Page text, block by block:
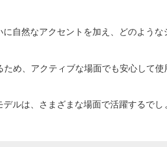
自然なアクセントを加え、どのような
め、アクティブな場面でも安心して使
ルは、さまざまな場面で活躍するで